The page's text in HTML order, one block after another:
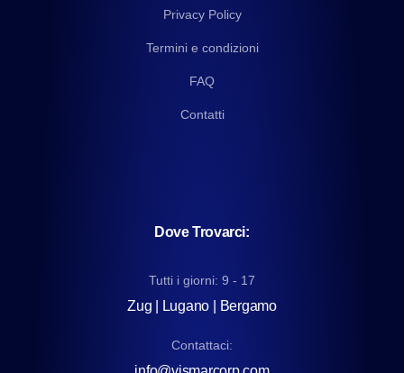
Privacy Policy
Termini e condizioni
FAQ
Contatti
Dove Trovarci:
Tutti i giorni: 9 - 17
Zug | Lugano | Bergamo
Contattaci: